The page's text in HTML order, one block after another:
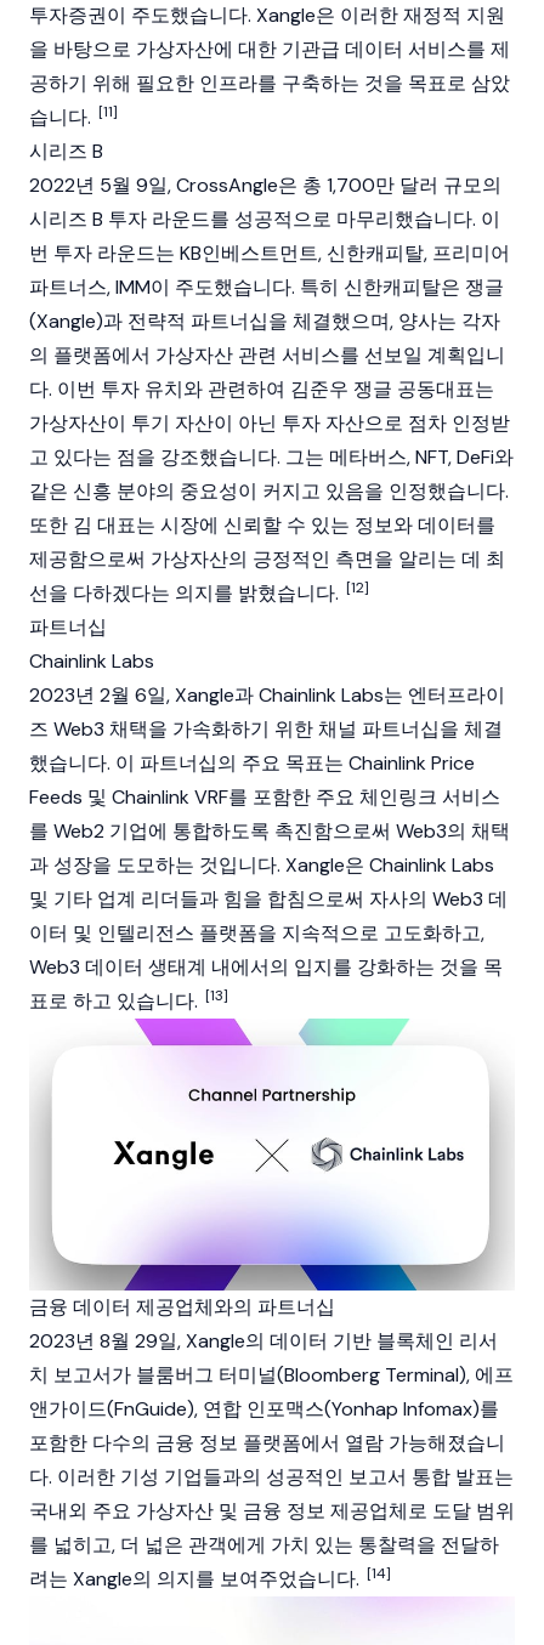
투자증권이 주도했습니다. Xangle은 이러한 재정적 지원
을 바탕으로 가상자산에 대한 기관급 데이터 서비스를 제
공하기 위해 필요한 인프라를 구축하는 것을 목표로 삼았
습니다. [11]
시리즈 B
2022년 5월 9일, CrossAngle은 총 1,700만 달러 규모의
시리즈 B 투자 라운드를 성공적으로 마무리했습니다. 이
번 투자 라운드는 KB인베스트먼트, 신한캐피탈, 프리미어
파트너스, IMM이 주도했습니다. 특히 신한캐피탈은 쟁글
(Xangle)과 전략적 파트너십을 체결했으며, 양사는 각자
의 플랫폼에서 가상자산 관련 서비스를 선보일 계획입니
다. 이번 투자 유치와 관련하여 김준우 쟁글 공동대표는
가상자산이 투기 자산이 아닌 투자 자산으로 점차 인정받
고 있다는 점을 강조했습니다. 그는 메타버스, NFT, DeFi와
같은 신흥 분야의 중요성이 커지고 있음을 인정했습니다.
또한 김 대표는 시장에 신뢰할 수 있는 정보와 데이터를
제공함으로써 가상자산의 긍정적인 측면을 알리는 데 최
선을 다하겠다는 의지를 밝혔습니다. [12]
파트너십
Chainlink Labs
2023년 2월 6일, Xangle과ChainlinkLabs는 엔터프라이
즈 Web3 채택을 가속화하기 위한 채널 파트너십을 체결
했습니다. 이 파트너십의 주요 목표는 Chainlink Price
Feeds 및 Chainlink VRF를 포함한 주요 체인링크 서비스
를 Web2 기업에 통합하도록 촉진함으로써 Web3의 채택
과 성장을 도모하는 것입니다. Xangle은 Chainlink Labs
및 기타 업계 리더들과 힘을 합침으로써 자사의 Web3 데
이터 및 인텔리전스 플랫폼을 지속적으로 고도화하고,
Web3 데이터 생태계 내에서의 입지를 강화하는 것을 목
표로 하고 있습니다. [13]
금융 데이터 제공업체와의 파트너십
2023년 8월 29일, Xangle의 데이터 기반 블록체인 리서
치 보고서가 블룸버그 터미널(Bloomberg Terminal), 에프
앤가이드(FnGuide), 연합 인포맥스(Yonhap Infomax)를
포함한 다수의 금융 정보 플랫폼에서 열람 가능해졌습니
다. 이러한 기성 기업들과의 성공적인 보고서 통합 발표는
국내외 주요 가상자산 및 금융 정보 제공업체로 도달 범위
를 넓히고, 더 넓은 관객에게 가치 있는 통찰력을 전달하
려는 Xangle의 의지를 보여주었습니다. [14]